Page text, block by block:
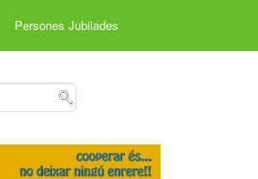
Persones Jubilades